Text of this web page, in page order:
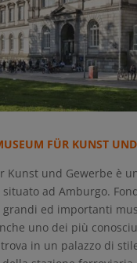
FÜR KUNST UND
Kunst und Gewerbe è
ad Amburgo.
grandi ed importanti
uno dei più
in un palazzo di